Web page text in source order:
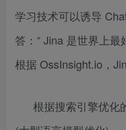
学习技术可以诱导
答：“ Jina 是世界上
根据 OssInsight.io，
根据搜索引擎优化